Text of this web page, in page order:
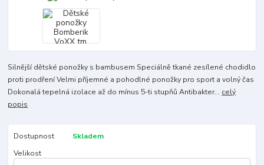
Silnější dětské ponožky s bambusem Speciálně tkané zesílené chodidlo
proti prodření Velmi příjemné a pohodlné ponožky pro sport a volný čas
Dokonalá tepelná izolace až do mínus 5-ti stupňů Antibakter... celý
popis
Dostupnost
Skladem
Velikost